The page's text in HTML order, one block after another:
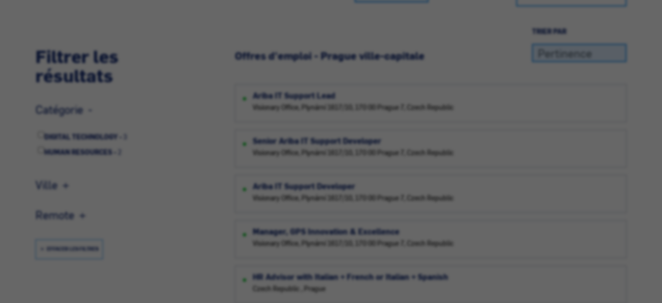
Filtrer les
résultats
Catégorie
DIGITAL TECHNOLOGY -
HUMAN RESOURCES -
Ville
Remote
EFFACER LES FILTRES
TRIER PAR
Offres d'emploi - Prague ville-capitale
Ariba IT Support Lead
Visionary Office, Plynární 1617/10, 170 00 Prague 7, Czech Republic
Senior Ariba IT Support Developer
Visionary Office, Plynární 1617/10, 170 00 Prague 7, Czech Republic
Ariba IT Support Developer
Visionary Office, Plynární 1617/10, 170 00 Prague 7, Czech Republic
Manager, GPS Innovation & Excellence
Visionary Office, Plynární 1617/10, 170 00 Prague 7, Czech Republic
HR Advisor with Italian + French or Italian + Spanish
Czech Republic , Prague